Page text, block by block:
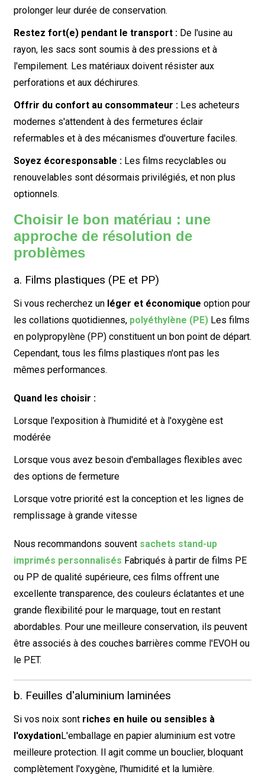
prolonger leur durée de conservation.
Restez fort(e) pendant le transport :De l'usine au
rayon, les sacs sont soumis à des pressions et à
l'empilement. Les matériaux doivent résister aux
perforations et aux déchirures.
Offrir du confort au consommateur :Les acheteurs
modernes s'attendent à des fermetures éclair
refermables et à des mécanismes d'ouverture faciles.
Soyez écoresponsable :Les films recyclables ou
renouvelables sont désormais privilégiés, et non plus
optionnels.
Choisir le bon matériau : une
approche de résolution de
problèmes
a. Films plastiques (PE et PP)
Si vous recherchez un léger et économique option pour
les collations quotidiennes, polyéthylène (PE) Les films
en polypropylène (PP) constituent un bon point de départ.
Cependant, tous les films plastiques n'ont pas les
mêmes performances.
Quand les choisir :
Lorsque l'exposition à l'humidité et à l'oxygène est
modérée
Lorsque vous avez besoin d'emballages flexibles avec
des options de fermeture
Lorsque votre priorité est la conception et les lignes de
remplissage à grande vitesse
Nous recommandons souvent sachets stand-up
imprimés personnalisés Fabriqués à partir de films PE
ou PP de qualité supérieure, ces films offrent une
excellente transparence, des couleurs éclatantes et une
grande flexibilité pour le marquage, tout en restant
abordables. Pour une meilleure conservation, ils peuvent
être associés à des couches barrières comme l'EVOH ou
le PET.
b. Feuilles d'aluminium laminées
Si vos noix sont riches en huile ou sensibles à
l'oxydationL'emballage en papier aluminium est votre
meilleure protection. Il agit comme un bouclier, bloquant
complètement l'oxygène, l'humidité et la lumière.